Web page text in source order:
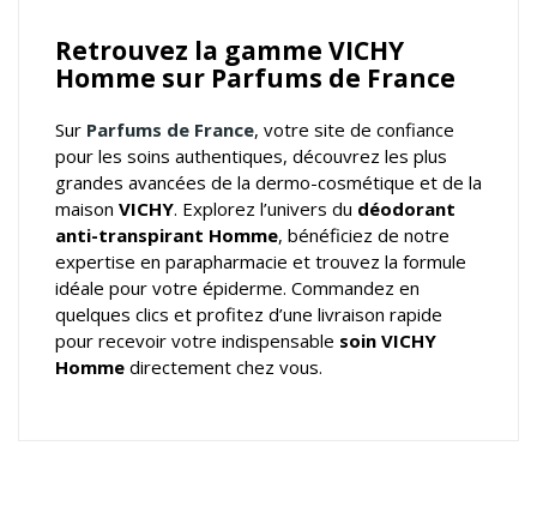
Retrouvez la gamme VICHY
Homme sur Parfums de France
Sur Parfums de France, votre site de confiance
pour les soins authentiques, découvrez les plus
grandes avancées de la dermo-cosmétique et de la
maison VICHY. Explorez l’univers du déodorant
anti-transpirant Homme, bénéficiez de notre
expertise en parapharmacie et trouvez la formule
idéale pour votre épiderme. Commandez en
quelques clics et profitez d’une livraison rapide
pour recevoir votre indispensable soin VICHY
Homme directement chez vous.